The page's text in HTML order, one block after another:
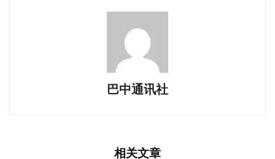
巴中通讯社
相关文章